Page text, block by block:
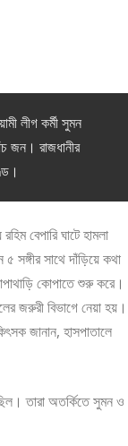
লীগ কর্মী সুমন
জন। রাজধানীর
বেপারি ঘাটে হামলা
সাথে দাঁড়িয়ে কথা
কোপাতে শুরু করে।
জরুরী বিভাগে নেয়া হয়।
জানান, হাসপাতালে
তারা অতর্কিতে সুমন ও